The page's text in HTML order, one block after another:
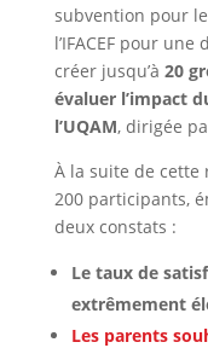
subvention pour
l’IFACEF pour
créer jusqu’à 20
évaluer l’impact
l’UQAM, dirigée
À la suite de cette
200 participants,
deux constats :
Le taux de
extrêmement
Les parents